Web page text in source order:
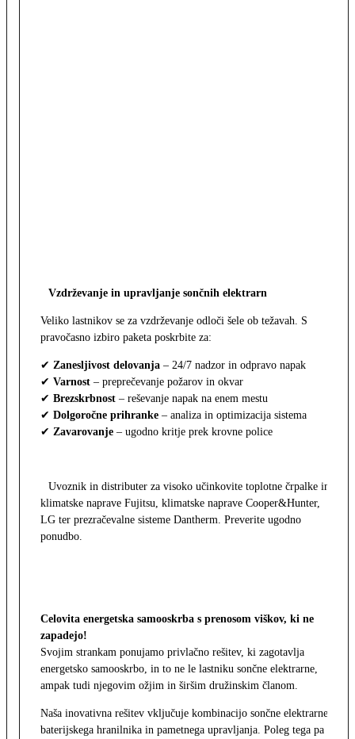
Vzdrževanje in upravljanje sončnih elektrarn
Veliko lastnikov se za vzdrževanje odloči šele ob težavah. S
pravočasno izbiro paketa poskrbite za:
✔ Zanesljivost delovanja – 24/7 nadzor in odpravo napak
✔ Varnost – preprečevanje požarov in okvar
✔ Brezskrbnost – reševanje napak na enem mestu
✔ Dolgoročne prihranke – analiza in optimizacija sistema
✔ Zavarovanje – ugodno kritje prek krovne police
Uvoznik in distributer za visoko učinkovite toplotne črpalke in
klimatske naprave Fujitsu, klimatske naprave Cooper&Hunter,
LG ter prezračevalne sisteme Dantherm. Preverite ugodno
ponudbo.
Celovita energetska samooskrba s prenosom viškov, ki ne
zapadejo!
Svojim strankam ponujamo privlačno rešitev, ki zagotavlja
energetsko samooskrbo, in to ne le lastniku sončne elektrarne,
ampak tudi njegovim ožjim in širšim družinskim članom.
Naša inovativna rešitev vključuje kombinacijo sončne elektrarne,
baterijskega hranilnika in pametnega upravljanja. Poleg tega pa